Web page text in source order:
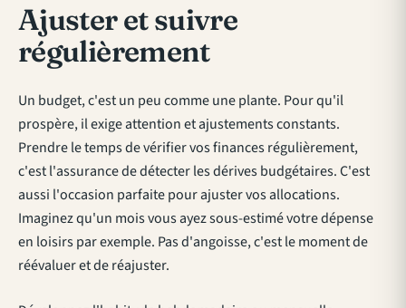
Ajuster et suivre
régulièrement
Un budget, c'est un peu comme une plante. Pour qu'il
prospère, il exige attention et ajustements constants.
Prendre le temps de vérifier vos finances régulièrement,
c'est l'assurance de détecter les dérives budgétaires. C'est
aussi l'occasion parfaite pour ajuster vos allocations.
Imaginez qu'un mois vous ayez sous-estimé votre dépense
en loisirs par exemple. Pas d'angoisse, c'est le moment de
réévaluer et de réajuster.